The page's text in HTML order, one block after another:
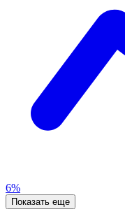
6%
Показать еще